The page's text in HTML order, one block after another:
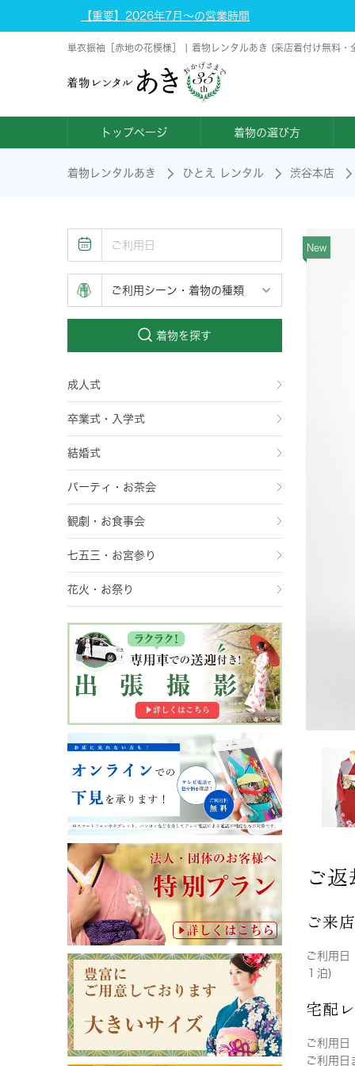
【重要】2026年7月～の営業時間
単衣振袖［赤地の花模様］ | 着物レンタルあき (来店着付け無料・
トップページ 着物の選び方
着物レンタルあき ひとえ レンタル 渋谷本店
着物を探す
成人式
卒業式・入学式
結婚式
パーティ・お茶会
観劇・お食事会
七五三・お宮参り
花火・お祭り
New
ご
ご来
ご利用日
１泊)
宅配
ご利用日
ご利用日